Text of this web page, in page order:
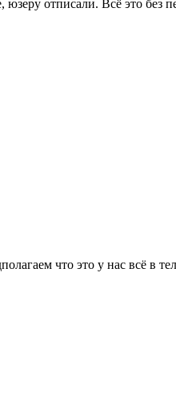
отписали. Всё это без
что это у нас всё в